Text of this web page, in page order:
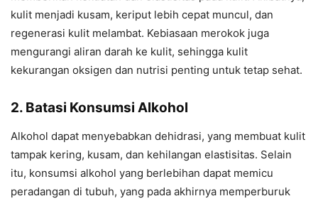
kulit menjadi kusam, keriput lebih cepat muncul, dan
regenerasi kulit melambat. Kebiasaan merokok juga
mengurangi aliran darah ke kulit, sehingga kulit
kekurangan oksigen dan nutrisi penting untuk tetap sehat.
2. Batasi Konsumsi Alkohol
Alkohol dapat menyebabkan dehidrasi, yang membuat kulit
tampak kering, kusam, dan kehilangan elastisitas. Selain
itu, konsumsi alkohol yang berlebihan dapat memicu
peradangan di tubuh, yang pada akhirnya memperburuk